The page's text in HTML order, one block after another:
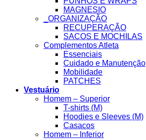
MAGNESIO
_ORGANIZAÇÃO
RECUPERAÇÃO
SACOS E MOCHILAS
Complementos Atleta
Essenciais
Cuidado e Manutenção
Mobilidade
PATCHES
Vestuário
Homem – Superior
T-shirts (M)
Hoodies e Sleeves (M)
Casacos
Homem – Inferior